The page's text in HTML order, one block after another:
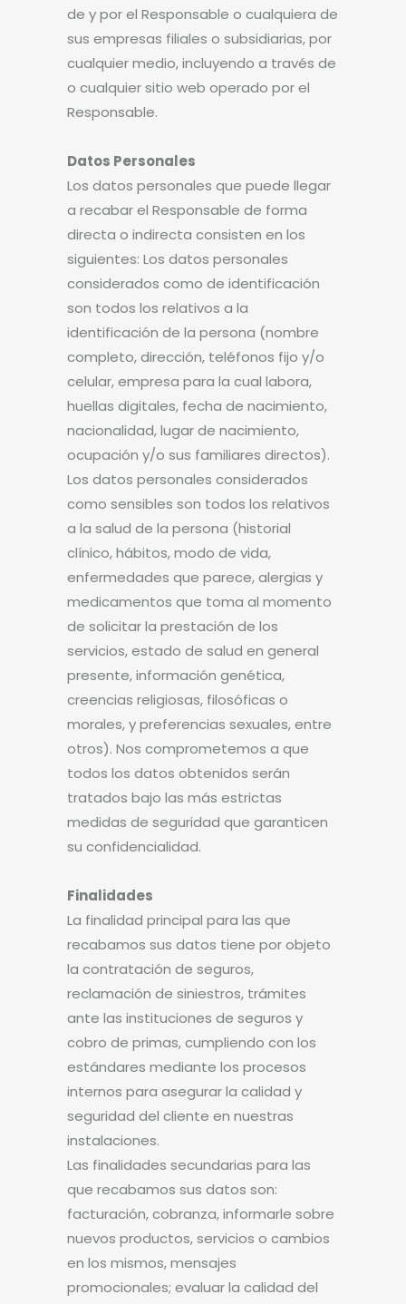
de y por el Responsable o cualquiera de
sus empresas filiales o subsidiarias, por
cualquier medio, incluyendo a través de
o cualquier sitio web operado por el
Responsable.
Datos Personales
Los datos personales que puede llegar
a recabar el Responsable de forma
directa o indirecta consisten en los
siguientes: Los datos personales
considerados como de identificación
son todos los relativos a la
identificación de la persona (nombre
completo, dirección, teléfonos fijo y/o
celular, empresa para la cual labora,
huellas digitales, fecha de nacimiento,
nacionalidad, lugar de nacimiento,
ocupación y/o sus familiares directos).
Los datos personales considerados
como sensibles son todos los relativos
a la salud de la persona (historial
clínico, hábitos, modo de vida,
enfermedades que parece, alergias y
medicamentos que toma al momento
de solicitar la prestación de los
servicios, estado de salud en general
presente, información genética,
creencias religiosas, filosóficas o
morales, y preferencias sexuales, entre
otros). Nos comprometemos a que
todos los datos obtenidos serán
tratados bajo las más estrictas
medidas de seguridad que garanticen
su confidencialidad.
Finalidades
La finalidad principal para las que
recabamos sus datos tiene por objeto
la contratación de seguros,
reclamación de siniestros, trámites
ante las instituciones de seguros y
cobro de primas, cumpliendo con los
estándares mediante los procesos
internos para asegurar la calidad y
seguridad del cliente en nuestras
instalaciones.
Las finalidades secundarias para las
que recabamos sus datos son:
facturación, cobranza, informarle sobre
nuevos productos, servicios o cambios
en los mismos, mensajes
promocionales; evaluar la calidad del